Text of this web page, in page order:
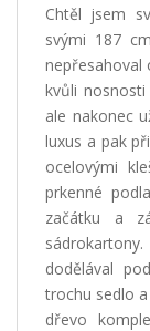
Chtěl jsem
svými 187
nepřesahoval
kvůli
ale nakonec
luxus a pak
ocelovými
prkenné
začátku a
dodělával
trochu sedlo
dřevo